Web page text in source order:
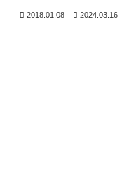
2018.01.08 2024.03.16